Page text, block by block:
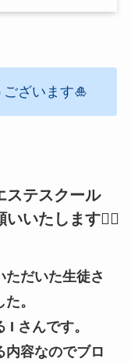
ざいます🎍
ステスクール
いたします🙇‍♂️
ただいた生徒さ
。
I さんです。
内容なのでブロ